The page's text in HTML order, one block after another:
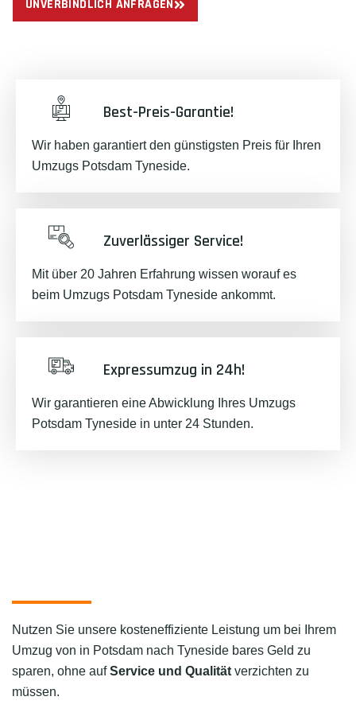
UNVERBINDLICH ANFRAGEN
Best-Preis-Garantie!
Wir haben garantiert den günstigsten Preis für Ihren
Umzugs Potsdam Tyneside.
Zuverlässiger Service!
Mit über 20 Jahren Erfahrung wissen worauf es
beim Umzugs Potsdam Tyneside ankommt.
Expressumzug in 24h!
Wir garantieren eine Abwicklung Ihres Umzugs
Potsdam Tyneside in unter 24 Stunden.
Nutzen Sie unsere kosteneffiziente Leistung um bei Ihrem
Umzug von in Potsdam nach Tyneside bares Geld zu
sparen, ohne aufService und Qualität verzichten zu
müssen.